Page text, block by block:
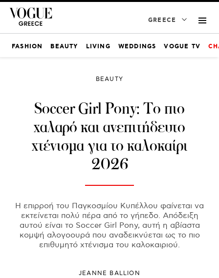
GREECE
FASHION BEAUTY LIVING WEDDINGS VOGUE TV
BEAUTY
Soccer Girl Pony: Το πιο
χαλαρό και ανεπιτήδευτο
χτένισμα για το καλοκαίρι
2026
Η επιρροή του Παγκοσμίου Κυπέλλου φαίνεται να
εκτείνεται πολύ πέρα ​​από το γήπεδο. Απόδειξη
αυτού είναι το Soccer Girl Pony, αυτή η αβίαστα
κομψή αλογοουρά που αναδεικνύεται ως το πιο
επιθυμητό χτένισμα του καλοκαιριού.
JEANNE BALLION